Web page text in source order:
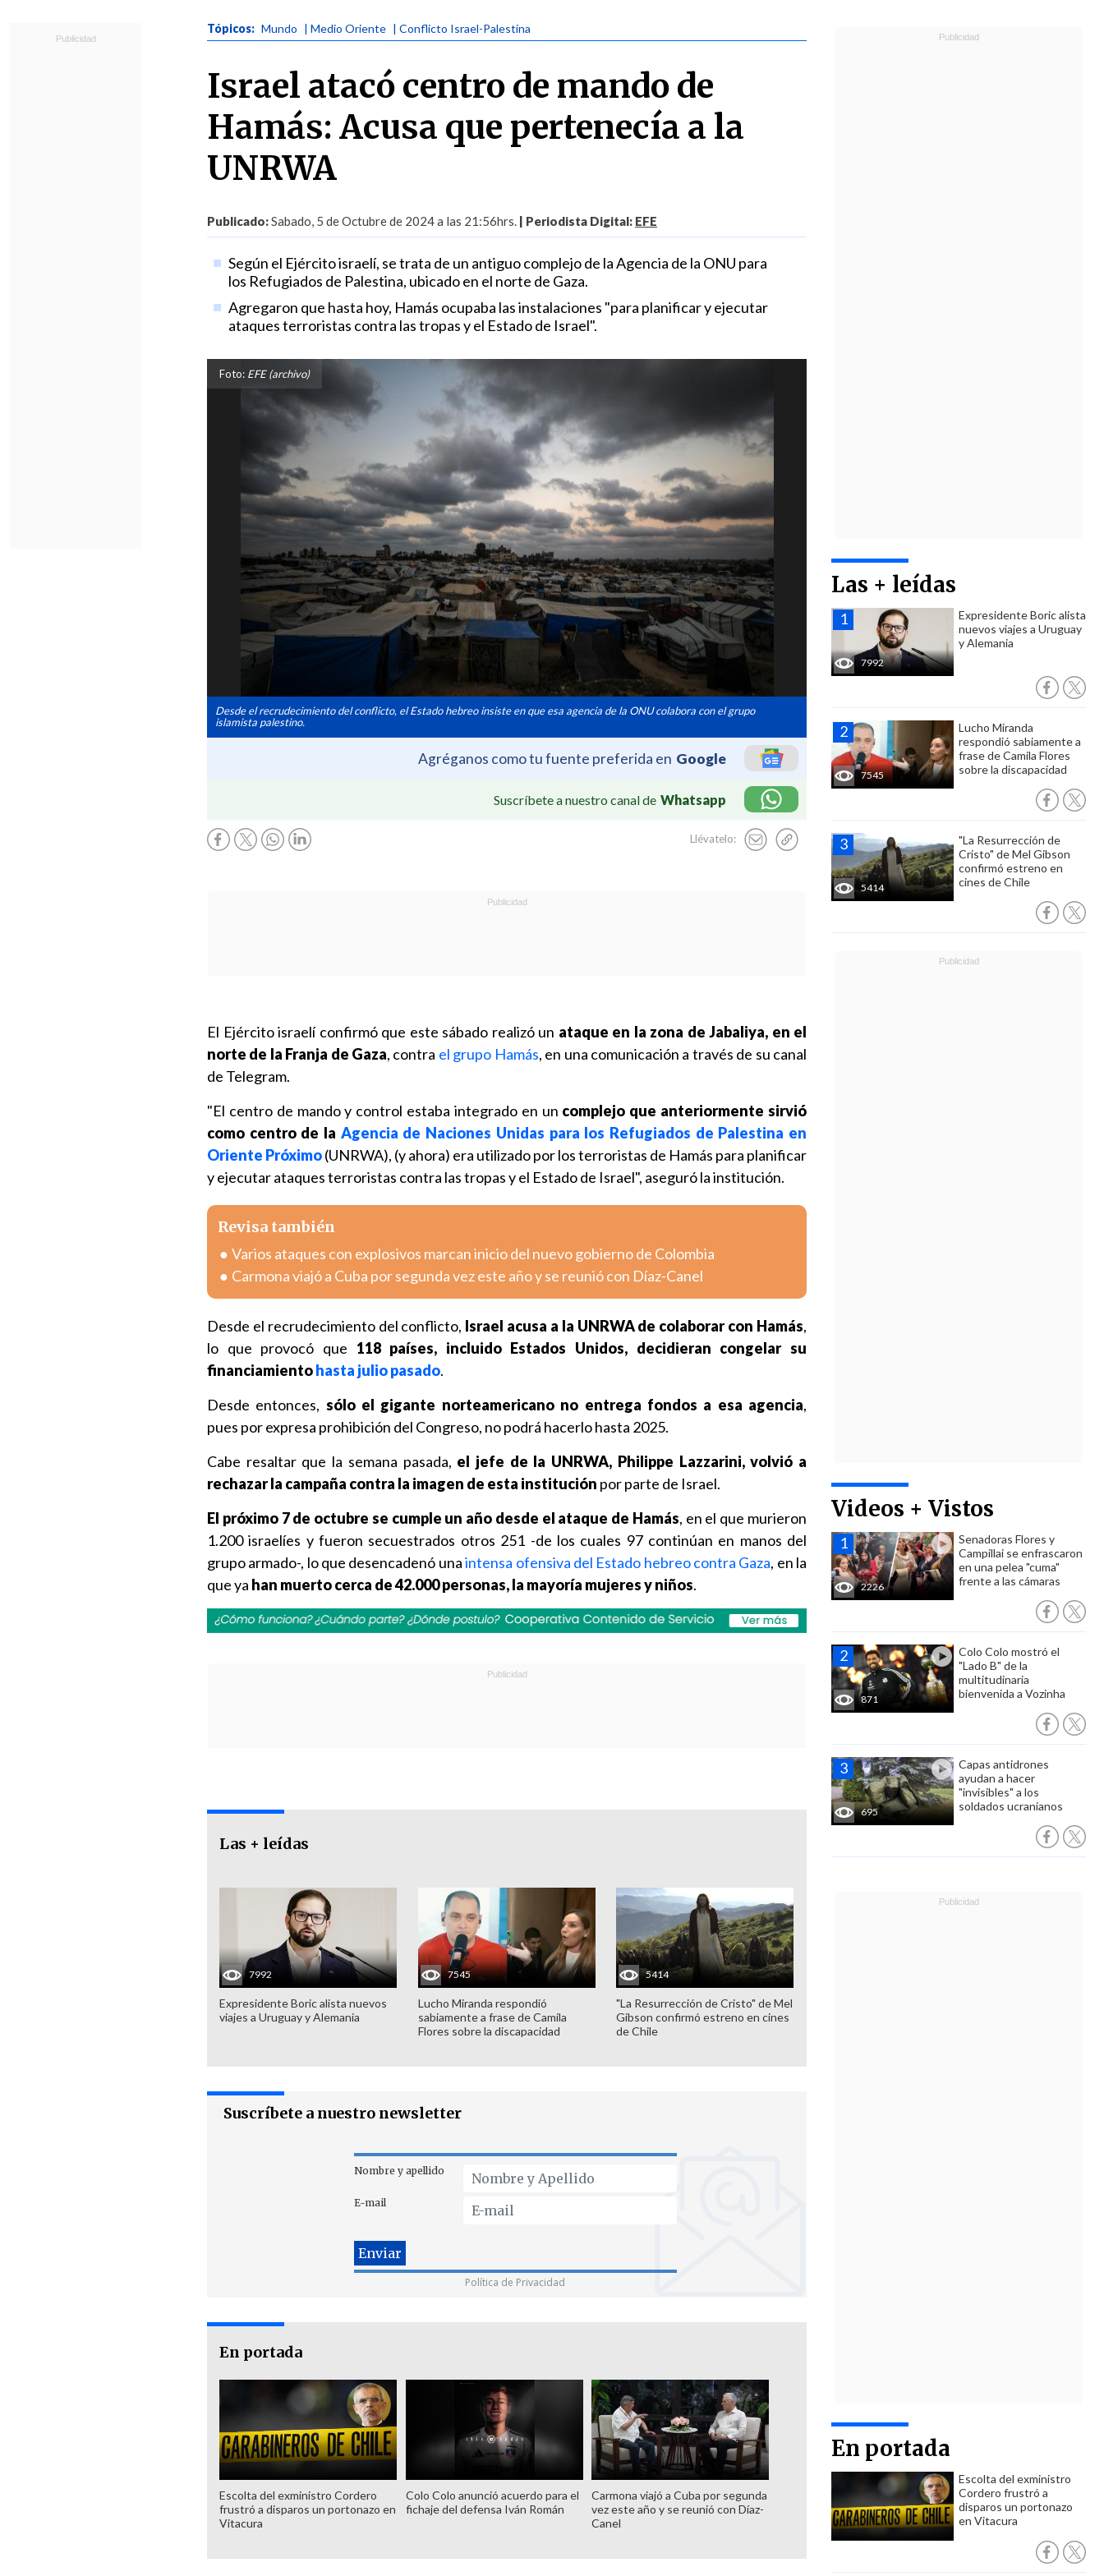
Tópicos: Mundo | Medio Oriente | Conflicto Israel-Palestina
Israel atacó centro de mando de
Hamás: Acusa que pertenecía a la
UNRWA
Publicado:Sabado, 5 de Octubre de 2024 a las 21:56hrs. | Periodista Digital: EFE
Según el Ejército israelí, se trata de un antiguo complejo de la Agencia de la ONU para
los Refugiados de Palestina, ubicado en el norte de Gaza.
Agregaron que hasta hoy, Hamás ocupaba las instalaciones "para planificar y ejecutar
ataques terroristas contra las tropas y el Estado de Israel".
Foto: EFE (archivo)
Desde el recrudecimiento del conflicto, el Estado hebreo insiste en que esa agencia de la ONU colabora con el grupo
islamista palestino.
Agréganos como tu fuente preferida en Google
Suscríbete a nuestro canal de Whatsapp
Llévatelo:
Las + leídas
7992
Expresidente Boric alista
nuevos viajes a Uruguay
y Alemania
7545
Lucho Miranda
respondió sabiamente a
frase de Camila Flores
sobre la discapacidad
5414
"La Resurrección de
Cristo" de Mel Gibson
confirmó estreno en
cines de Chile
Videos + Vistos
2226
Senadoras Flores y
Campillai se enfrascaron
en una pelea "cuma"
frente a las cámaras
871
Colo Colo mostró el
"Lado B" de la
multitudinaria
bienvenida a Vozinha
695
Capas antidrones
ayudan a hacer
"invisibles" a los
soldados ucranianos
En portada
Escolta del exministro
Cordero frustró a
disparos un portonazo
en Vitacura
El Ejército israelí confirmó que este sábado realizó un ataque en la zona de Jabaliya, en el
norte de la Franja de Gaza, contra el grupo Hamás, en una comunicación a través de su canal
de Telegram.
"El centro de mando y control estaba integrado en un complejo que anteriormente sirvió
como centro de la Agencia de Naciones Unidas para los Refugiados de Palestina en
Oriente Próximo(UNRWA), (y ahora) era utilizado por los terroristas de Hamás para planificar
y ejecutar ataques terroristas contra las tropas y el Estado de Israel", aseguró la institución.
Revisa también
Varios ataques con explosivos marcan inicio del nuevo gobierno de Colombia
Carmona viajó a Cuba por segunda vez este año y se reunió con Díaz-Canel
Desde el recrudecimiento del conflicto, Israel acusa a la UNRWA de colaborar con Hamás,
lo que provocó que 118 países, incluido Estados Unidos, decidieran congelar su
financiamientohasta julio pasado.
Desde entonces, sólo el gigante norteamericano no entrega fondos a esa agencia,
pues por expresa prohibición del Congreso, no podrá hacerlo hasta 2025.
Cabe resaltar que la semana pasada, el jefe de la UNRWA, Philippe Lazzarini, volvió a
rechazar la campaña contra la imagen de esta institución por parte de Israel.
El próximo 7 de octubre se cumple un año desde el ataque de Hamás, en el que murieron
1.200 israelíes y fueron secuestrados otros 251 -de los cuales 97 continúan en manos del
grupo armado-, lo que desencadenó unaintensa ofensiva del Estado hebreo contra Gaza, en la
que ya han muerto cerca de 42.000 personas, la mayoría mujeres y niños.
Las + leídas
7992
Expresidente Boric alista nuevos
viajes a Uruguay y Alemania
7545
Lucho Miranda respondió
sabiamente a frase de Camila
Flores sobre la discapacidad
5414
"La Resurrección de Cristo" de Mel
Gibson confirmó estreno en cines
de Chile
Suscríbete a nuestro newsletter
Nombre y apellido
E-mail
Política de Privacidad
En portada
Escolta del exministro Cordero
frustró a disparos un portonazo en
Vitacura
Colo Colo anunció acuerdo para el
fichaje del defensa Iván Román
Carmona viajó a Cuba por segunda
vez este año y se reunió con Díaz-
Canel